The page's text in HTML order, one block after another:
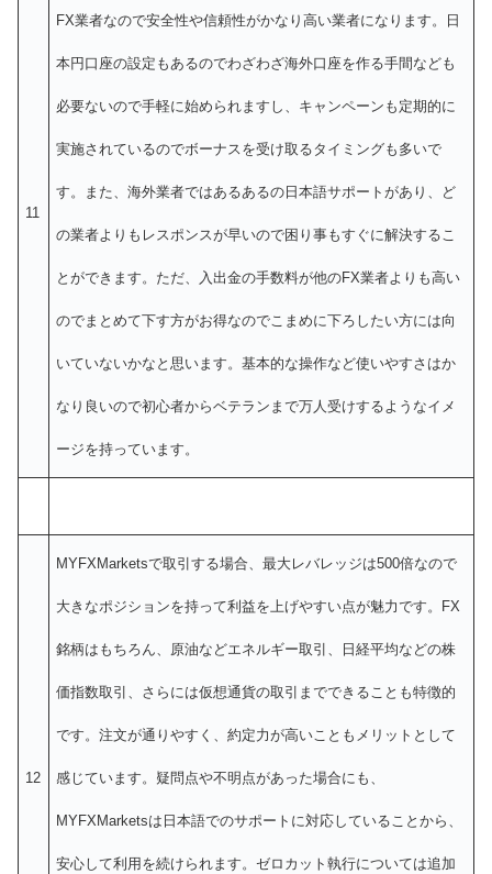
11
FX業者なので安全性や信頼性がかなり高い業者になります。日
本円口座の設定もあるのでわざわざ海外口座を作る手間なども
必要ないので手軽に始められますし、キャンペーンも定期的に
実施されているのでボーナスを受け取るタイミングも多いで
す。また、海外業者ではあるあるの日本語サポートがあり、ど
の業者よりもレスポンスが早いので困り事もすぐに解決するこ
とができます。ただ、入出金の手数料が他のFX業者よりも高い
のでまとめて下す方がお得なのでこまめに下ろしたい方には向
いていないかなと思います。基本的な操作など使いやすさはか
なり良いので初心者からベテランまで万人受けするようなイメ
ージを持っています。
12
MYFXMarketsで取引する場合、最大レバレッジは500倍なので
大きなポジションを持って利益を上げやすい点が魅力です。FX
銘柄はもちろん、原油などエネルギー取引、日経平均などの株
価指数取引、さらには仮想通貨の取引までできることも特徴的
です。注文が通りやすく、約定力が高いこともメリットとして
感じています。疑問点や不明点があった場合にも、
MYFXMarketsは日本語でのサポートに対応していることから、
安心して利用を続けられます。ゼロカット執行については追加